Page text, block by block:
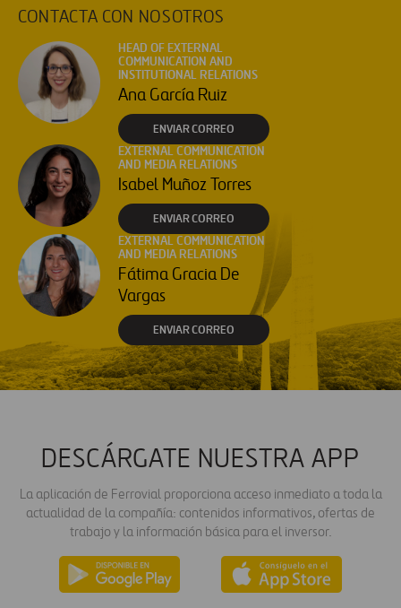
CONTACTA CON NOSOTROS
HEAD OF EXTERNAL
COMMUNICATION AND
INSTITUTIONAL RELATIONS
Ana García Ruiz
ENVIAR CORREO
EXTERNAL COMMUNICATION
AND MEDIA RELATIONS
Isabel Muñoz Torres
ENVIAR CORREO
EXTERNAL COMMUNICATION
AND MEDIA RELATIONS
Fátima Gracia De
Vargas
ENVIAR CORREO
DESCÁRGATE NUESTRA APP
La aplicación de Ferrovial proporciona acceso inmediato a toda la
actualidad de la compañía: contenidos informativos, ofertas de
trabajo y la información básica para el inversor.